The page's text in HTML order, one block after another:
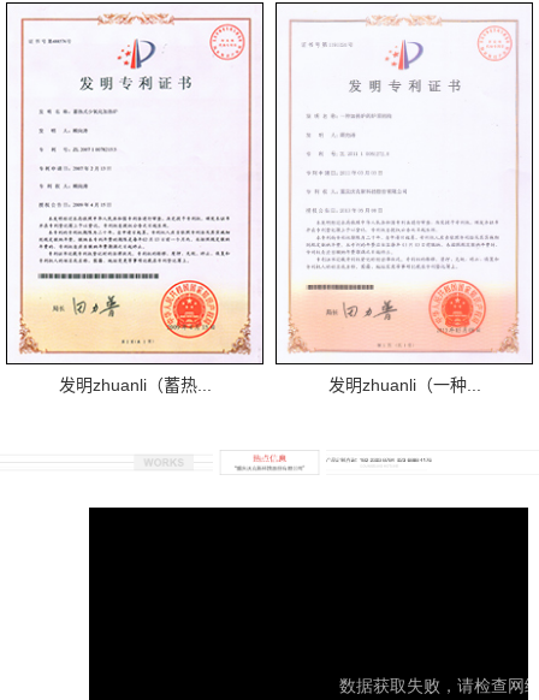
发明zhuanli（蓄热... 发明zhuanli（一种...